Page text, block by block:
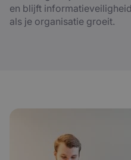
en blijft
als je organisatie groeit.